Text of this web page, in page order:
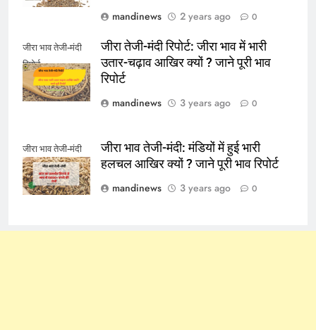
mandinews
2 years ago 0
जीरा भाव तेजी-मंदी
रिपोर्ट
जीरा तेजी-मंदी रिपोर्ट: जीरा भाव में भारी
उतार-चढ़ाव आखिर क्यों ? जाने पूरी भाव
रिपोर्ट
mandinews
3 years ago 0
जीरा भाव तेजी-मंदी
जीरा भाव तेजी-मंदी: मंडियों में हुई भारी
हलचल आखिर क्यों ? जाने पूरी भाव रिपोर्ट
mandinews
3 years ago 0